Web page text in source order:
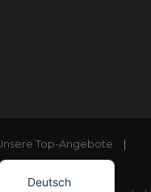
Top-Angebote
|
Deutsch